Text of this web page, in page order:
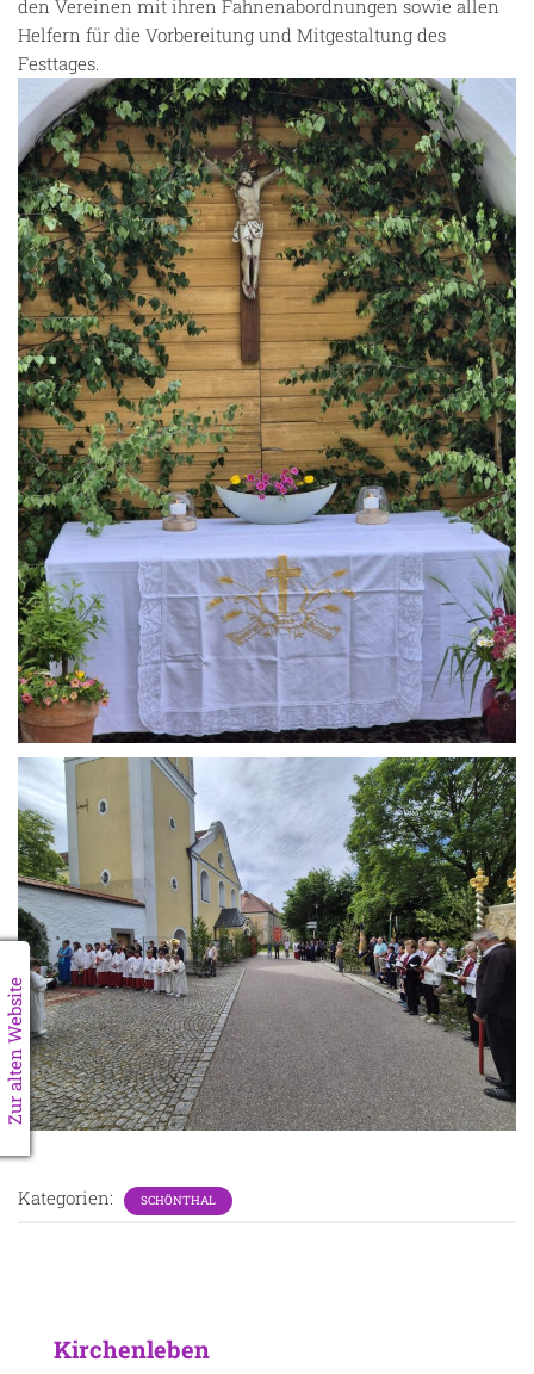
den Vereinen mit ihren Fahnenabordnungen sowie allen
Helfern für die Vorbereitung und Mitgestaltung des
Festtages.
Kategorien: SCHÖNTHAL
Kirchenleben
Zur alten Website